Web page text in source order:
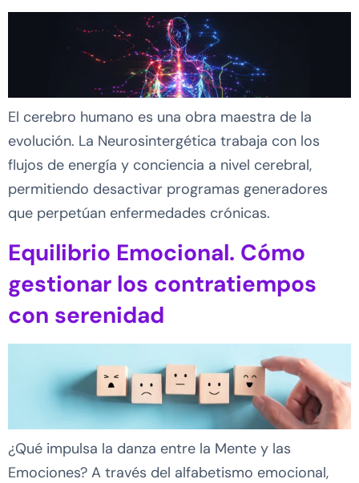
El cerebro humano es una obra maestra de la
evolución. La Neurosintergética trabaja con los
flujos de energía y conciencia a nivel cerebral,
permitiendo desactivar programas generadores
que perpetúan enfermedades crónicas.
Equilibrio Emocional. Cómo
gestionar los contratiempos
con serenidad
¿Qué impulsa la danza entre la Mente y las
Emociones? A través del alfabetismo emocional,